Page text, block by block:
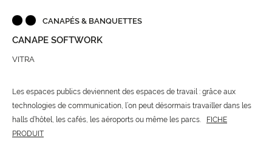
CANAPÉS & BANQUETTES
CANAPE SOFTWORK
VITRA
Les espaces publics deviennent des espaces de travail : grâce aux
technologies de communication, l’on peut désormais travailler dans les
halls d’hôtel, les cafés, les aéroports ou même les parcs.
FICHE
PRODUIT